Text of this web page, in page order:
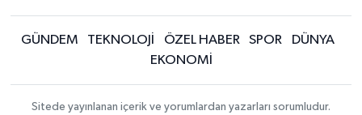
GÜNDEM TEKNOLOJİ ÖZEL HABER SPOR
DÜNYA
EKONOMİ
Sitede yayınlanan içerik ve yorumlardan yazarları sorumludur.